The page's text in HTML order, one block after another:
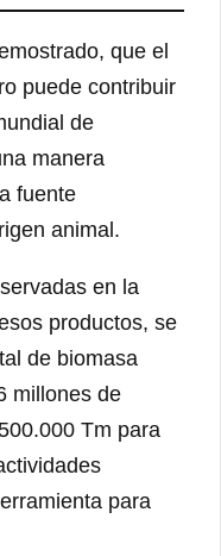
que el
puede contribuir
de
manera
fuente
animal.
en la
productos, se
de biomasa
millones de
Tm para
para